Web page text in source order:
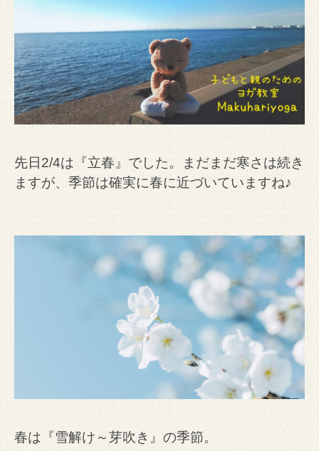
先日2/4は『立春』でした。
まだまだ寒さは続き
ますが、季節は確実に春に近づいていますね♪
春は『雪解け～芽吹き』の季節。